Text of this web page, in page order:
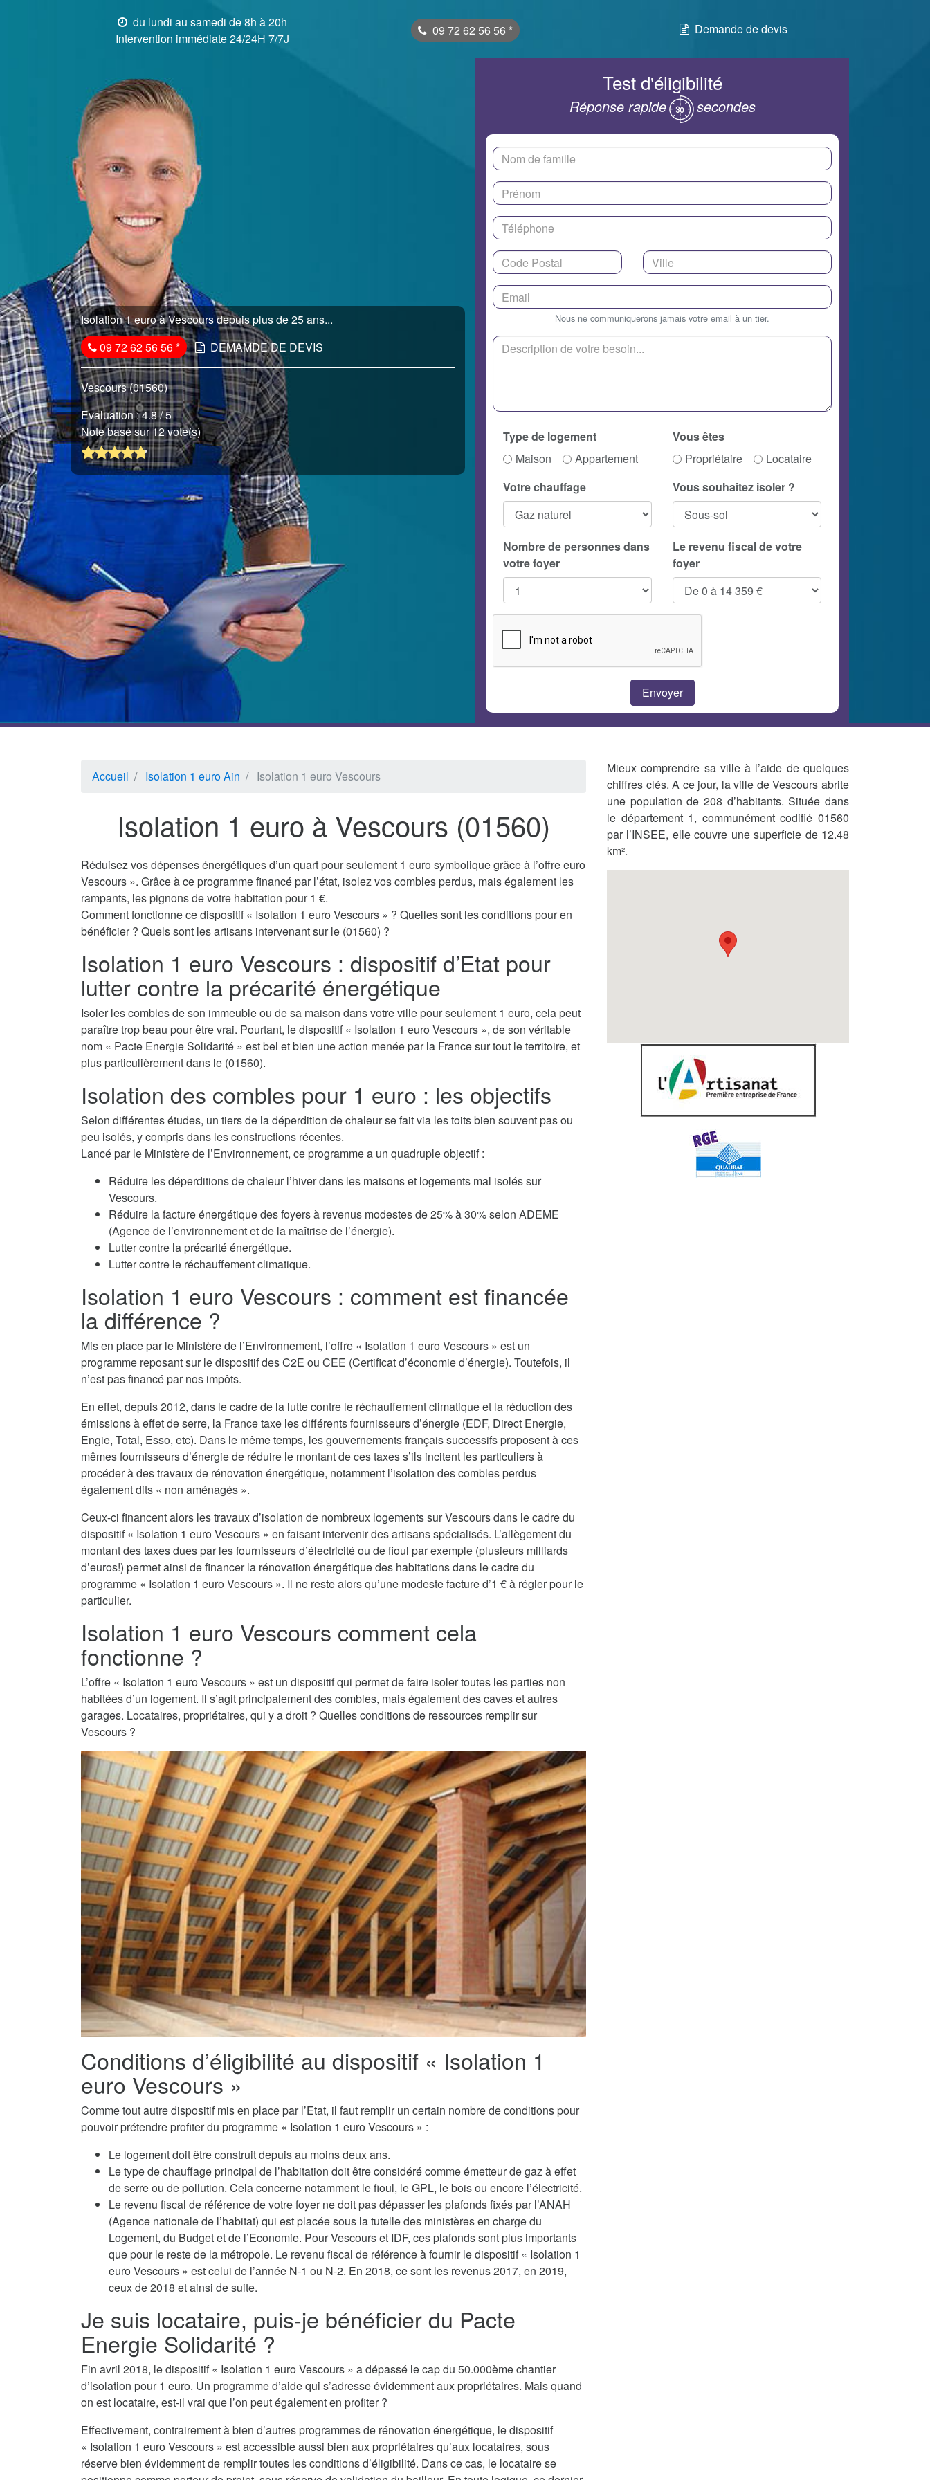
du lundi au samedi de 8h à 20h
Intervention immédiate 24/24H 7/7J
09 72 62 56 56 * Demande de devis
Isolation 1 euro à Vescours depuis plus de 25 ans...
09 72 62 56 56* DEMAMDE DE DEVIS
Vescours (01560)
Evaluation :4.8/ 5
Note basé sur 12 vote(s)
Test d'éligibilité
Réponse rapide secondes
Nous ne communiquerons jamais votre email à un tier.
Type de logement
Maison
Appartement
Vous êtes
Propriétaire
Locataire
Votre chauffage
Vous souhaitez isoler ?
Nombre de personnes dans
votre foyer
Le revenu fiscal de votre
foyer
Accueil Isolation 1 euro Ain Isolation 1 euro Vescours
Isolation 1 euro à Vescours (01560)
Réduisez vos dépenses énergétiques d’un quart pour seulement 1 euro symbolique grâce à l’offre euro
Vescours ». Grâce à ce programme financé par l’état, isolez vos combles perdus, mais également les
rampants, les pignons de votre habitation pour 1 €.
Comment fonctionne ce dispositif « Isolation 1 euro Vescours » ? Quelles sont les conditions pour en
bénéficier ? Quels sont les artisans intervenant sur le (01560) ?
Isolation 1 euro Vescours : dispositif d’Etat pour
lutter contre la précarité énergétique
Isoler les combles de son immeuble ou de sa maison dans votre ville pour seulement 1 euro, cela peut
paraître trop beau pour être vrai. Pourtant, le dispositif « Isolation 1 euro Vescours », de son véritable
nom « Pacte Energie Solidarité » est bel et bien une action menée par la France sur tout le territoire, et
plus particulièrement dans le (01560).
Isolation des combles pour 1 euro : les objectifs
Selon différentes études, un tiers de la déperdition de chaleur se fait via les toits bien souvent pas ou
peu isolés, y compris dans les constructions récentes.
Lancé par le Ministère de l’Environnement, ce programme a un quadruple objectif :
Réduire les déperditions de chaleur l’hiver dans les maisons et logements mal isolés sur
Vescours.
Réduire la facture énergétique des foyers à revenus modestes de 25% à 30% selon ADEME
(Agence de l’environnement et de la maîtrise de l’énergie).
Lutter contre la précarité énergétique.
Lutter contre le réchauffement climatique.
Isolation 1 euro Vescours : comment est financée
la différence ?
Mis en place par le Ministère de l’Environnement, l’offre « Isolation 1 euro Vescours » est un
programme reposant sur le dispositif des C2E ou CEE (Certificat d’économie d’énergie). Toutefois, il
n’est pas financé par nos impôts.
En effet, depuis 2012, dans le cadre de la lutte contre le réchauffement climatique et la réduction des
émissions à effet de serre, la France taxe les différents fournisseurs d’énergie (EDF, Direct Energie,
Engie, Total, Esso, etc). Dans le même temps, les gouvernements français successifs proposent à ces
mêmes fournisseurs d’énergie de réduire le montant de ces taxes s’ils incitent les particuliers à
procéder à des travaux de rénovation énergétique, notamment l’isolation des combles perdus
également dits « non aménagés ».
Ceux-ci financent alors les travaux d’isolation de nombreux logements sur Vescours dans le cadre du
dispositif « Isolation 1 euro Vescours » en faisant intervenir des artisans spécialisés. L’allègement du
montant des taxes dues par les fournisseurs d’électricité ou de fioul par exemple (plusieurs milliards
d’euros!) permet ainsi de financer la rénovation énergétique des habitations dans le cadre du
programme « Isolation 1 euro Vescours ». Il ne reste alors qu’une modeste facture d’1 € à régler pour le
particulier.
Isolation 1 euro Vescours comment cela
fonctionne ?
L’offre « Isolation 1 euro Vescours » est un dispositif qui permet de faire isoler toutes les parties non
habitées d’un logement. Il s’agit principalement des combles, mais également des caves et autres
garages. Locataires, propriétaires, qui y a droit ? Quelles conditions de ressources remplir sur
Vescours ?
Conditions d’éligibilité au dispositif « Isolation 1
euro Vescours »
Comme tout autre dispositif mis en place par l’Etat, il faut remplir un certain nombre de conditions pour
pouvoir prétendre profiter du programme « Isolation 1 euro Vescours » :
Le logement doit être construit depuis au moins deux ans.
Le type de chauffage principal de l’habitation doit être considéré comme émetteur de gaz à effet
de serre ou de pollution. Cela concerne notamment le fioul, le GPL, le bois ou encore l’électricité.
Le revenu fiscal de référence de votre foyer ne doit pas dépasser les plafonds fixés par l’ANAH
(Agence nationale de l’habitat) qui est placée sous la tutelle des ministères en charge du
Logement, du Budget et de l’Economie. Pour Vescours et IDF, ces plafonds sont plus importants
que pour le reste de la métropole. Le revenu fiscal de référence à fournir le dispositif « Isolation 1
euro Vescours » est celui de l’année N-1 ou N-2. En 2018, ce sont les revenus 2017, en 2019,
ceux de 2018 et ainsi de suite.
Je suis locataire, puis-je bénéficier du Pacte
Energie Solidarité ?
Fin avril 2018, le dispositif « Isolation 1 euro Vescours » a dépassé le cap du 50.000ème chantier
d’isolation pour 1 euro. Un programme d’aide qui s’adresse évidemment aux propriétaires. Mais quand
on est locataire, est-il vrai que l’on peut également en profiter ?
Effectivement, contrairement à bien d’autres programmes de rénovation énergétique, le dispositif
« Isolation 1 euro Vescours » est accessible aussi bien aux propriétaires qu’aux locataires, sous
réserve bien évidemment de remplir toutes les conditions d’éligibilité. Dans ce cas, le locataire se
Mieux comprendre sa ville à l’aide de quelques
chiffres clés. A ce jour, la ville de Vescours abrite
une population de 208 d’habitants. Située dans
le département 1, communément codifié 01560
par l’INSEE, elle couvre une superficie de 12.48
km².